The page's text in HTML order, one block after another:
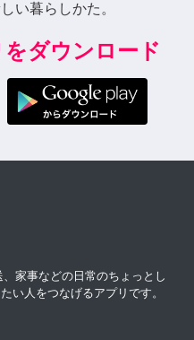
い暮らしかた。
ダウンロード
家事などの日常のちょっとし
い人をつなげるアプリです。